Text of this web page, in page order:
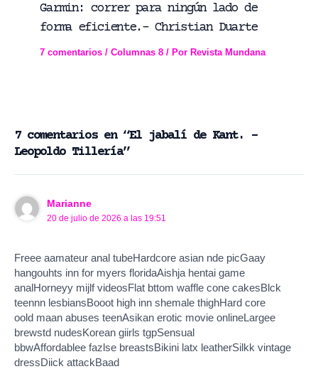
Garmin: correr para ningún lado de
forma eficiente.- Christian Duarte
7 comentarios /Columnas 8 / PorRevista Mundana
7 comentarios en “El jabalí de Kant. –
Leopoldo Tillería”
Marianne
20 de julio de 2026 a las 19:51
Freee aamateur anal tubeHardcore asian nde picGaay
hangouhts inn for myers floridaAishja hentai game
analHorneyy mijlf videosFlat bttom waffle cone cakesBlck
teennn lesbiansBooot high inn shemale thighHard core
oold maan abuses teenAsikan erotic movie onlineLargee
brewstd nudesKorean giirls tgpSensual
bbwAffordablee fazlse breastsBikini latx leatherSilkk vintage
dressDiick attackBaad